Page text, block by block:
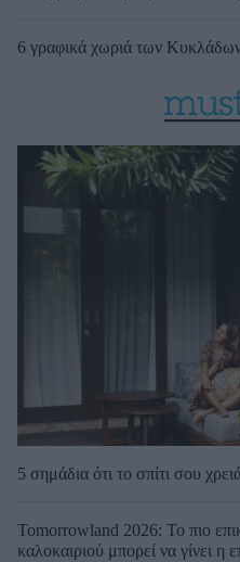
6 γραφικά χωριά των
5 σημάδια ότι το σπίτι σου
Tomorrowland 2026: Το πιο
καλοκαιριού μπορεί να γίνει η